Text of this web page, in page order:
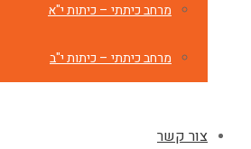
מרחב כיתתי – כיתות י"א
מרחב כיתתי – כיתות י"ב
צור קשר